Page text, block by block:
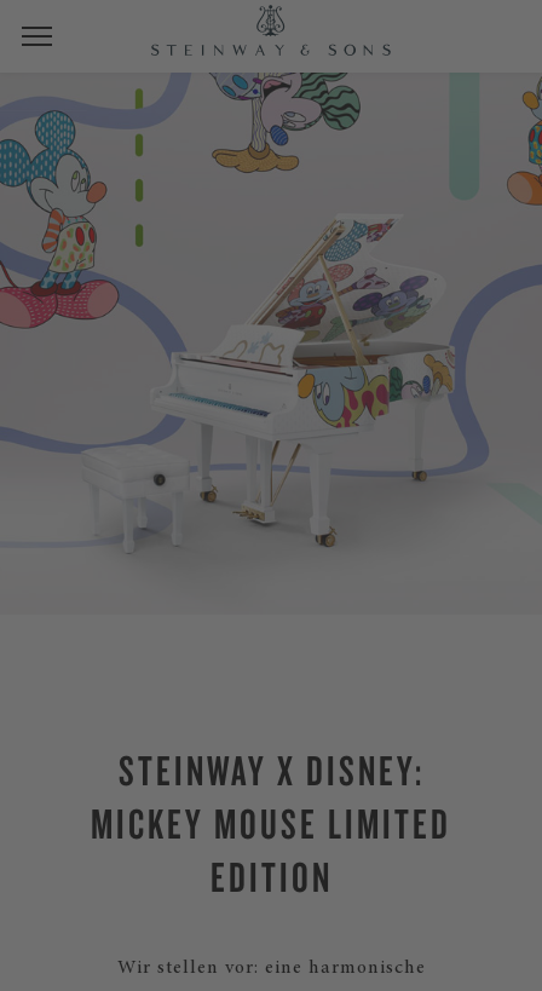
STEINWAY X DISNEY:
MICKEY MOUSE LIMITED
EDITION
Wir stellen vor: eine harmonische